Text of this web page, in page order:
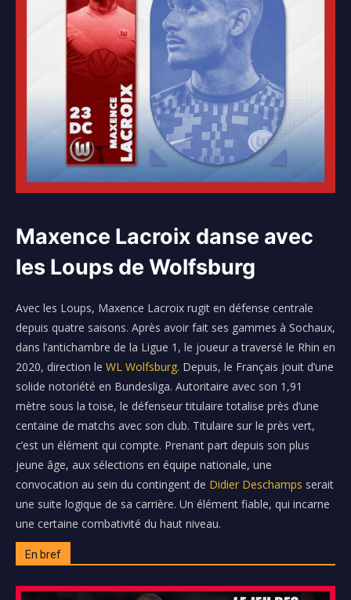
Maxence Lacroix danse avec
les Loups de Wolfsburg
Avec les Loups, Maxence Lacroix rugit en défense centrale
depuis quatre saisons. Après avoir fait ses gammes à Sochaux,
dans l’antichambre de la Ligue 1, le joueur a traversé le Rhin en
2020, direction le WL Wolfsburg. Depuis, le Français jouit d’une
solide notoriété en Bundesliga. Autoritaire avec son 1,91
mètre sous la toise, le défenseur titulaire totalise près d’une
centaine de matchs avec son club. Titulaire sur le près vert,
c’est un élément qui compte. Prenant part depuis son plus
jeune âge, aux sélections en équipe nationale, une
convocation au sein du contingent de Didier Deschamps serait
une suite logique de sa carrière. Un élément fiable, qui incarne
une certaine combativité du haut niveau.
En bref